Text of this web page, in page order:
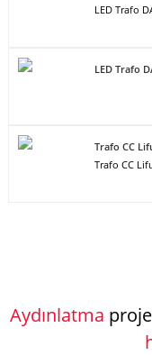
LED Trafo
LED Trafo
Trafo CC
Trafo CC
Aydınlatma